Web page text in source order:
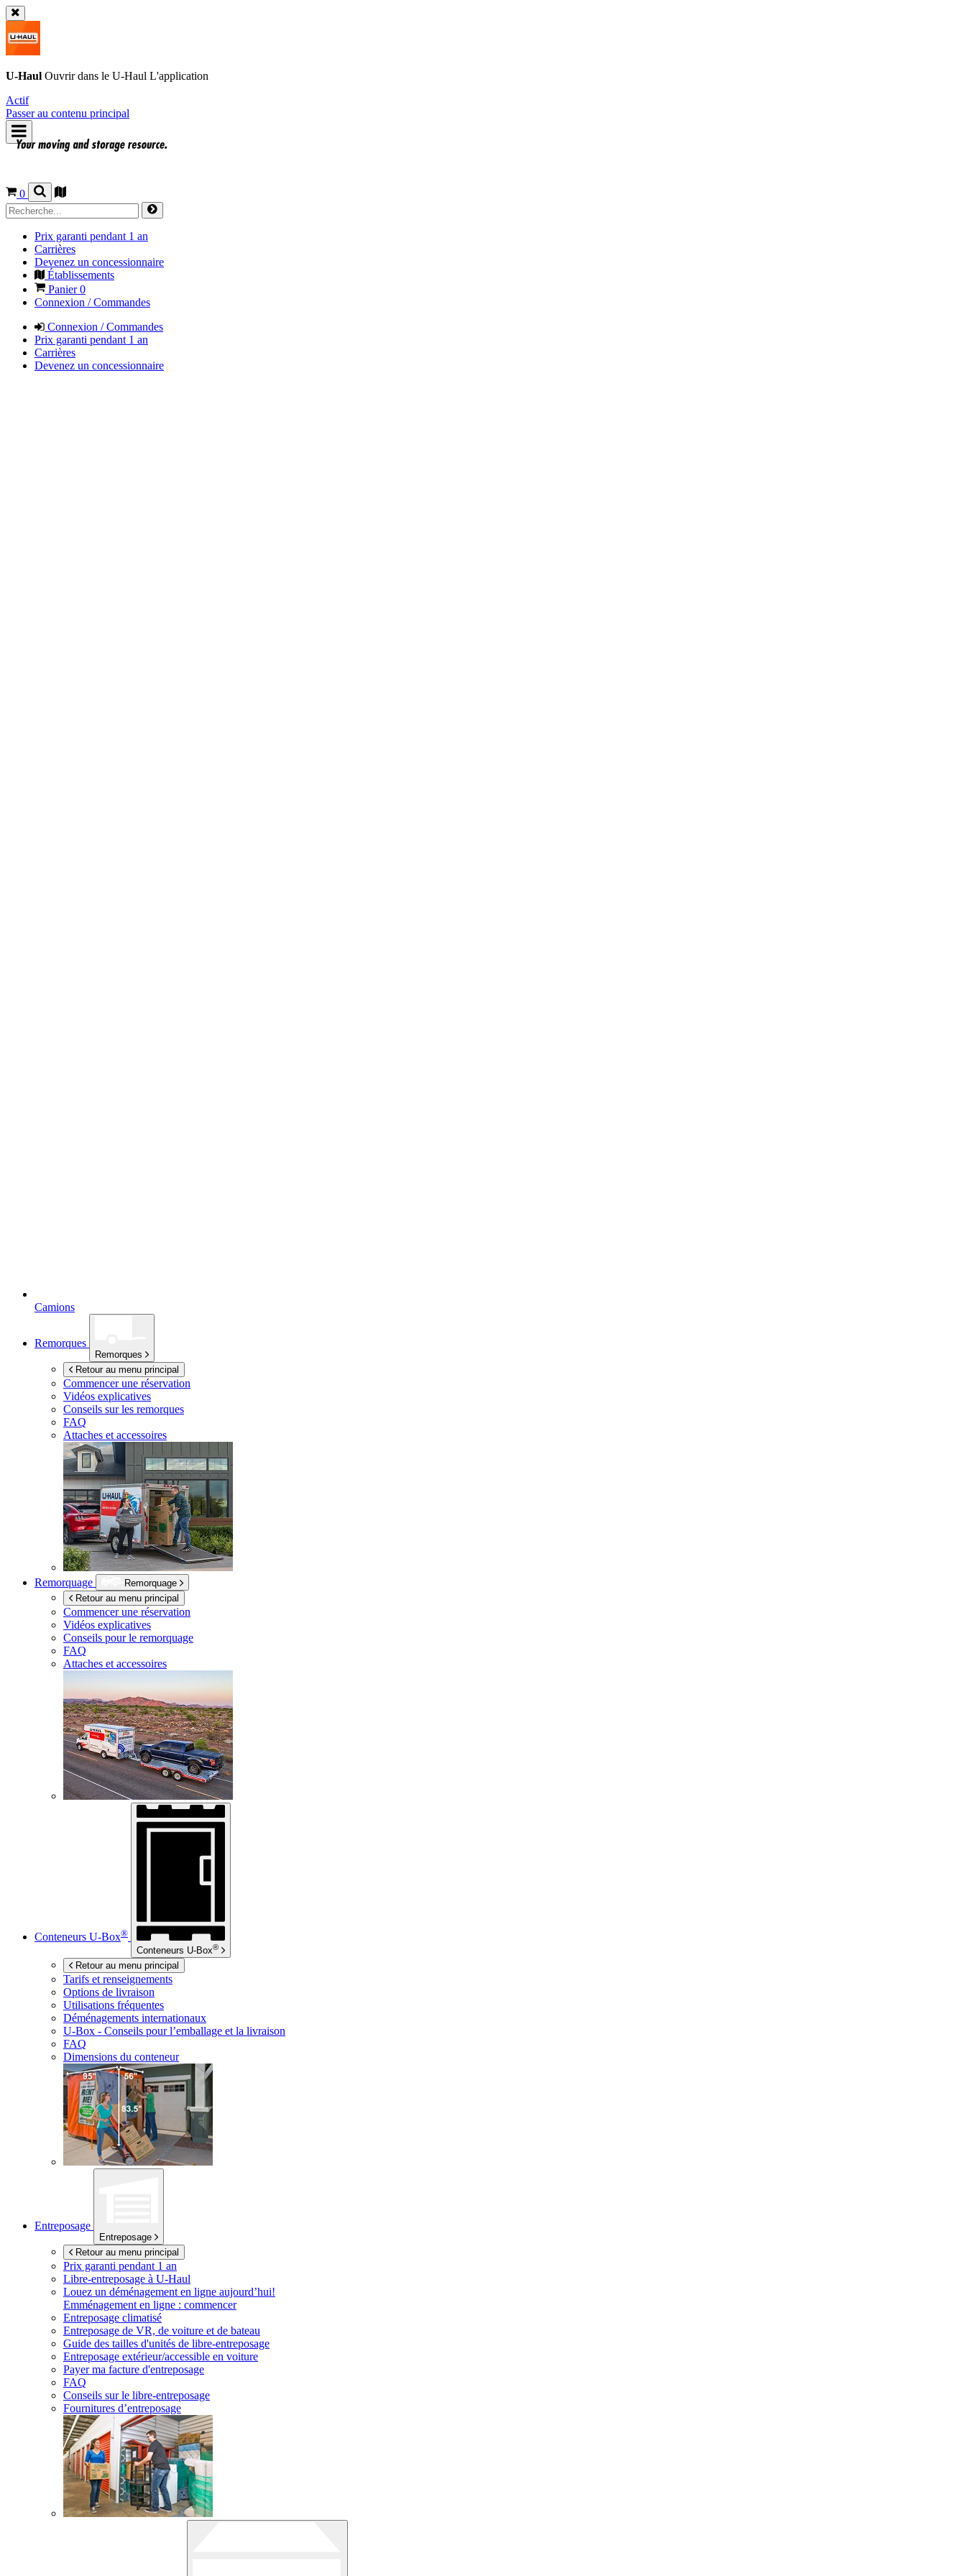
U-Haul Ouvrir dans le U-Haul L'application
Actif
Passer au contenu principal
0
Prix garanti pendant 1 an
Carrières
Devenez un concessionnaire
Établissements
Panier0
Connexion / Commandes
Connexion / Commandes
Prix garanti pendant 1 an
Carrières
Devenez un concessionnaire
Camions
Remorques
Remorques
Retour au menu principal
Commencer une réservation
Vidéos explicatives
Conseils sur les remorques
FAQ
Attaches et accessoires
Remorquage
Remorquage
Retour au menu principal
Commencer une réservation
Vidéos explicatives
Conseils pour le remorquage
FAQ
Attaches et accessoires
Conteneurs U-Box®
Conteneurs U-Box®
Retour au menu principal
Tarifs et renseignements
Options de livraison
Utilisations fréquentes
Déménagements internationaux
U-Box - Conseils pour l’emballage et la livraison
FAQ
Dimensions du conteneur
Entreposage
Entreposage
Retour au menu principal
Prix garanti pendant 1 an
Libre-entreposage à U-Haul
Louez un déménagement en ligne aujourd’hui!
Emménagement en ligne : commencer
Entreposage climatisé
Entreposage de VR, de voiture et de bateau
Guide des tailles d'unités de libre-entreposage
Entreposage extérieur/accessible en voiture
Payer ma facture d'entreposage
FAQ
Conseils sur le libre-entreposage
Fournitures d’entreposage